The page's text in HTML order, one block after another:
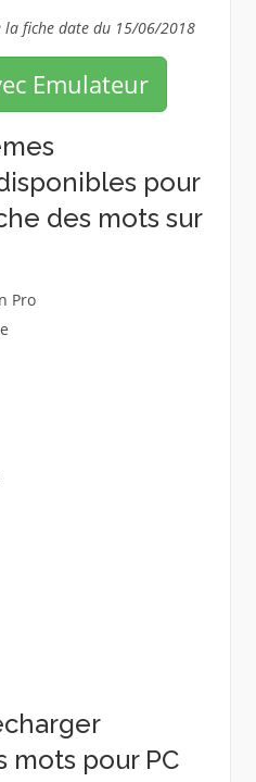
fiche date du 15/06/2018
Emulateur
pour
des mots sur
Pro
mots pour PC